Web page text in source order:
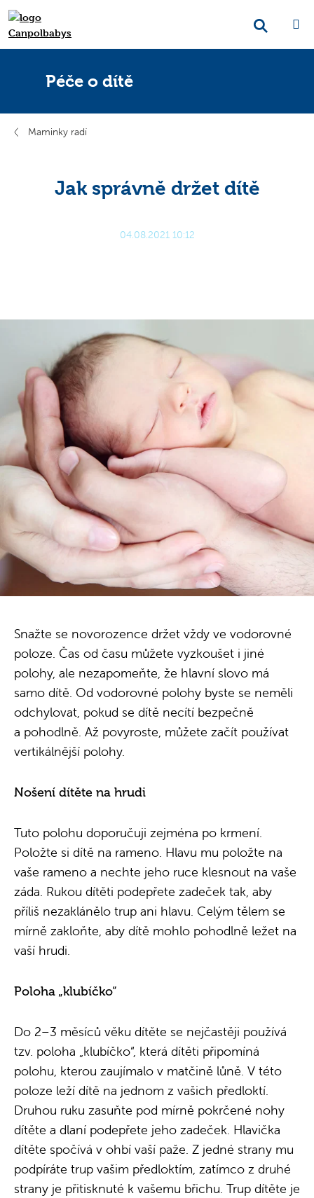
Péče o dítě
Maminky radí
Jak správně držet dítě
04.08.2021 10:12
Snažte se novorozence držet vždy ve vodorovné
poloze. Čas od času můžete vyzkoušet i jiné
polohy, ale nezapomeňte, že hlavní slovo má
samo dítě. Od vodorovné polohy byste se neměli
odchylovat, pokud se dítě necítí bezpečně
a pohodlně. Až povyroste, můžete začít používat
vertikálnější polohy.
Nošení dítěte na hrudi
Tuto polohu doporučuji zejména po krmení.
Položte si dítě na rameno. Hlavu mu položte na
vaše rameno a nechte jeho ruce klesnout na vaše
záda. Rukou dítěti podepřete zadeček tak, aby
příliš nezaklánělo trup ani hlavu. Celým tělem se
mírně zakloňte, aby dítě mohlo pohodlně ležet na
vaší hrudi.
Poloha „klubíčko“
Do 2–3 měsíců věku dítěte se nejčastěji používá
tzv. poloha „klubíčko“, která dítěti připomíná
polohu, kterou zaujímalo v matčině lůně. V této
poloze leží dítě na jednom z vašich předloktí.
Druhou ruku zasuňte pod mírně pokrčené nohy
dítěte a dlaní podepřete jeho zadeček. Hlavička
dítěte spočívá v ohbí vaší paže. Z jedné strany mu
podpíráte trup vašim předloktím, zatímco z druhé
strany je přitisknuté k vašemu břichu. Trup dítěte je